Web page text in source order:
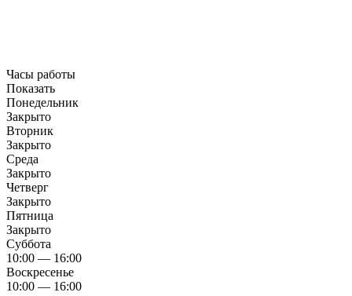
Часы работы
Показать
Понедельник
Закрыто
Вторник
Закрыто
Среда
Закрыто
Четверг
Закрыто
Пятница
Закрыто
Суббота
10:00 — 16:00
Воскресенье
10:00 — 16:00